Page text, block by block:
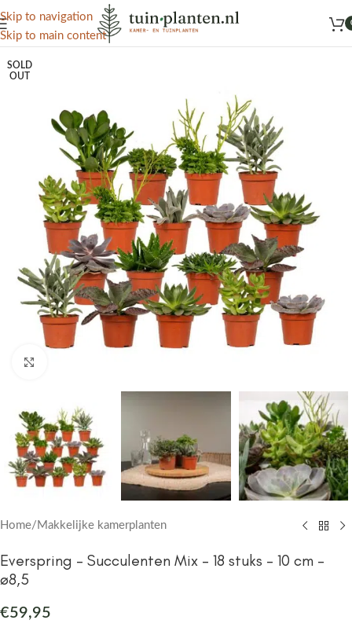
Skip to navigation
Skip to main content
Het grootste aanbod kamer- en tuinplanten
SOLD
OUT
Home/ Makkelijke kamerplanten
Everspring – Succulenten Mix – 18 stuks – 10 cm –
ø8,5
€59,95